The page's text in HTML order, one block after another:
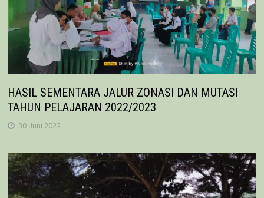
HASIL SEMENTARA JALUR ZONASI DAN MUTASI
TAHUN PELAJARAN 2022/2023
30 Juni 2022